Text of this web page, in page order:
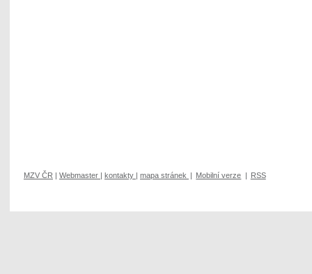
MZV ČR | Webmaster | kontakty | mapa stránek | Mobilní verze | RSS